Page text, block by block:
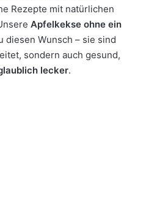
Rezepte mit natürlichen
Apfelkekse ohne ein
diesen Wunsch – sie sind
sondern auch gesund,
lecker.